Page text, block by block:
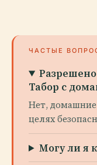
ЧАСТЫЕ
Табор с
Нет,
целях
Могу ли я